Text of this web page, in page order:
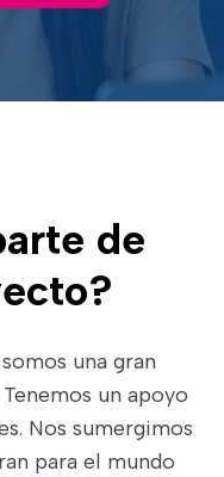
de
una gran
un apoyo
Nos sumergimos
para el mundo